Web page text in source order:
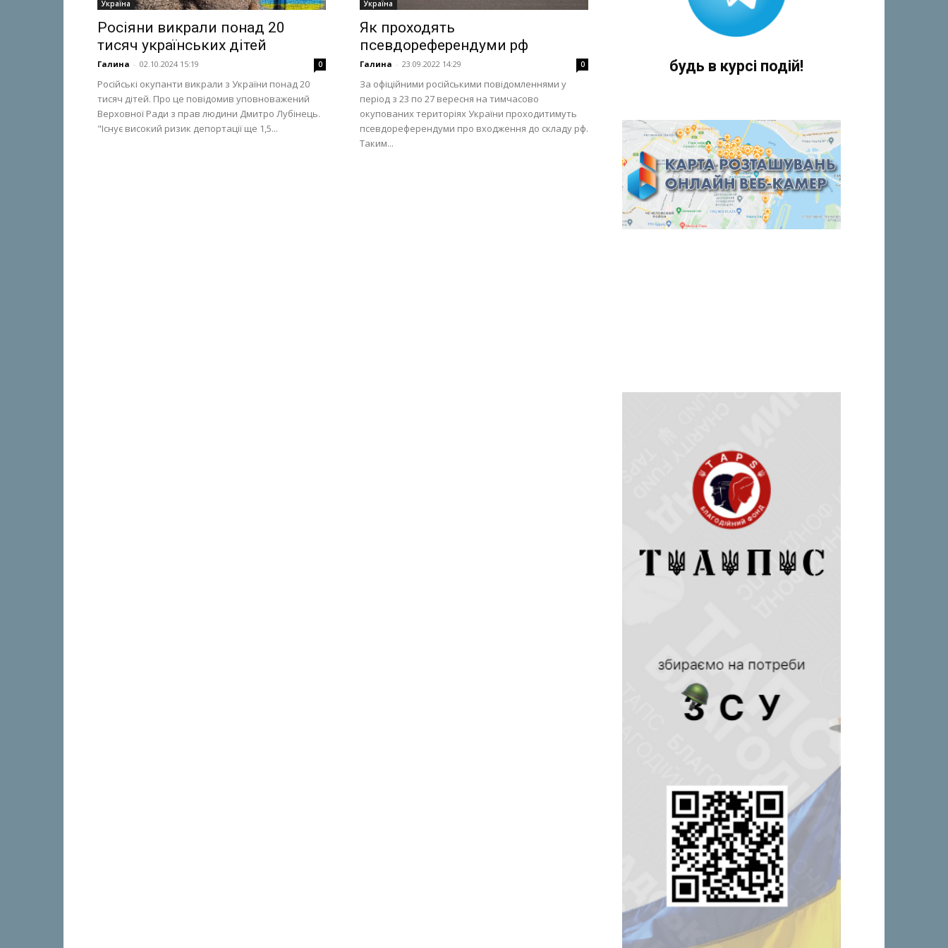
Україна
Росіяни викрали понад 20
тисяч українських дітей
Галина - 02.10.2024 15:19 0
Російські окупанти викрали з України понад 20
тисяч дітей. Про це повідомив уповноважений
Верховної Ради з прав людини Дмитро Лубінець.
"Існує високий ризик депортації ще 1,5...
Україна
Як проходять
псевдореферендуми рф
Галина - 23.09.2022 14:29 0
За офіційними російськими повідомленнями у
період з 23 по 27 вересня на тимчасово
окупованих територіях України проходитимуть
псевдореферендуми про входження до складу рф.
Таким...
будь в курсі подій!